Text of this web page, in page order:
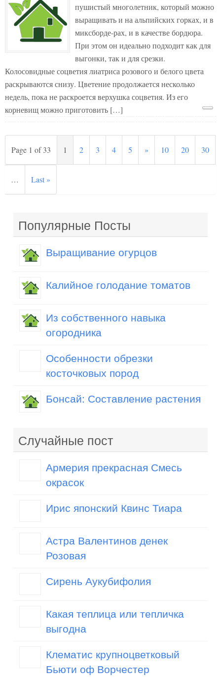
пушистый многолетник, который можно
выращивать и на альпийских горках, и в
миксборде-рах, и в качестве бордюра.
При этом он идеально подходит как для
выгонки, так и для срезки.
Колосовидные соцветия лиатриса розового и белого цвета
раскрываются снизу. Цветение продолжается несколько
недель, пока не раскроется верхушка соцветия. Из его
корневищ можно приготовить […]
Page 1 of 33 1 2 3 4 5 » 10 20 30
… Last »
Популярные Посты
Выращивание огурцов
Калийное голодание томатов
Из собственного навыка
огородника
Особенности обрезки
косточковых пород
Бонсай: Составление растения
Случайные пост
Армерия прекрасная Смесь
окрасок
Ирис японский Квинс Тиара
Астра Валентинов денек
Розовая
Сирень Аукубифолия
Какая теплица или тепличка
выгодна
Клематис крупноцветковый
Бьюти оф Ворчестер